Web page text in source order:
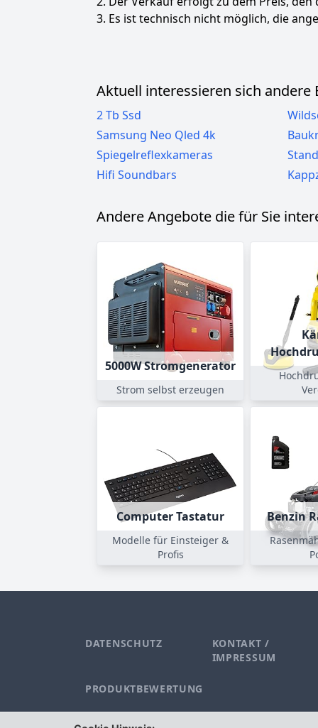
3. Es ist technisch nicht möglich, die
Aktuell interessieren sich andere
2 Tb Ssd
Samsung Neo Qled 4k
Spiegelreflexkameras
Hifi Soundbars
Andere Angebote die für Sie
5000W Stromgenerator
Strom selbst erzeugen
Computer Tastatur
Modelle für Einsteiger &
Profis
Benzin
DATENSCHUTZ
KONTAKT /
IMPRESSUM
PRODUKTBEWERTUNG